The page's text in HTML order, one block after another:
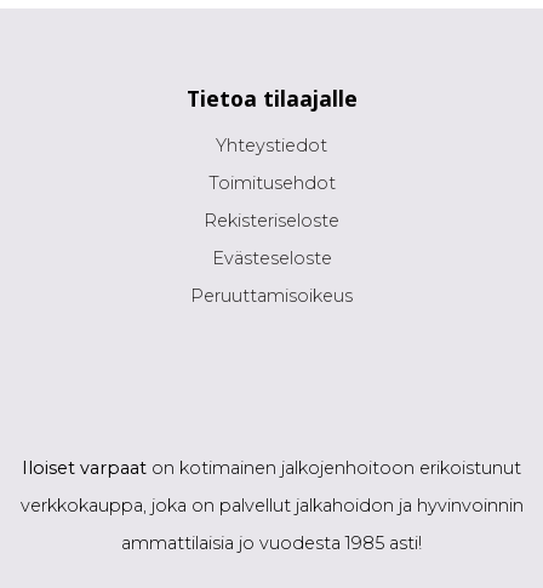
Tietoa tilaajalle
Yhteystiedot
Toimitusehdot
Rekisteriseloste
Evästeseloste
Peruuttamisoikeus
Iloiset varpaat on kotimainen jalkojenhoitoon erikoistunut
verkkokauppa, joka on palvellut jalkahoidon ja hyvinvoinnin
ammattilaisia jo vuodesta 1985 asti!